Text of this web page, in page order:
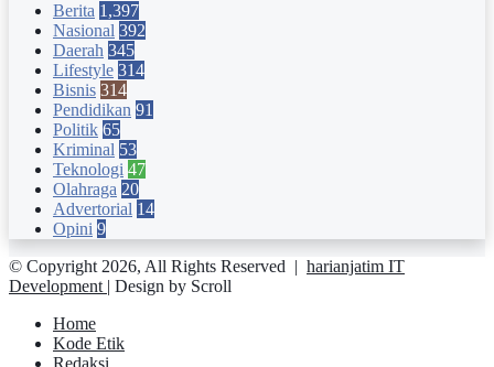
Berita 1,397
Nasional 392
Daerah 345
Lifestyle 314
Bisnis 314
Pendidikan 91
Politik 65
Kriminal 53
Teknologi 47
Olahraga 20
Advertorial 14
Opini 9
© Copyright 2026, All Rights Reserved | harianjatim IT
Development | Design by Scroll
Home
Kode Etik